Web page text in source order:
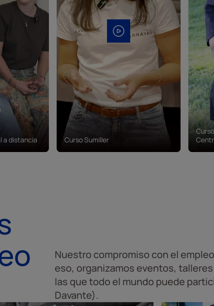
a distancia
Curso Sumiller
Nuestro compromiso con el
eso, organizamos eventos,
las que todo el mundo puede
Davante).